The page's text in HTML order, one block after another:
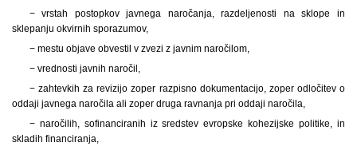
− vrstah postopkov javnega naročanja, razdeljenosti na sklope in
sklepanju okvirnih sporazumov,
− mestu objave obvestil v zvezi z javnim naročilom,
− vrednosti javnih naročil,
− zahtevkih za revizijo zoper razpisno dokumentacijo, zoper odločitev o
oddaji javnega naročila ali zoper druga ravnanja pri oddaji naročila,
− naročilih, sofinanciranih iz sredstev evropske kohezijske politike, in
skladih financiranja,